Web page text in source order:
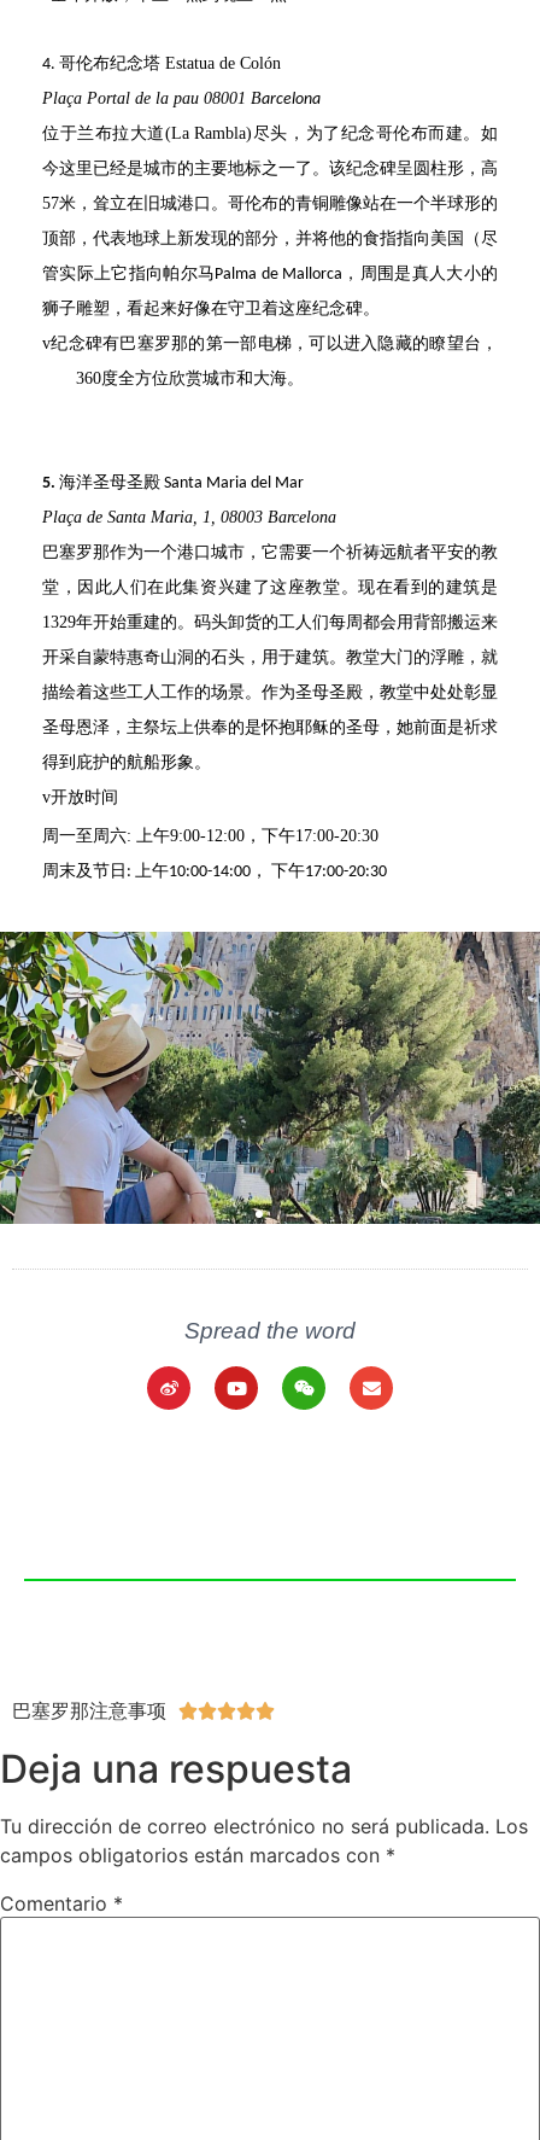
4. 哥伦布纪念塔 Estatua de Colón
Plaça Portal de la pau 08001 Barcelona
位于兰布拉大道(La Rambla) 尽头 ， 为了纪念哥伦布而建。如
今这里已经是城市的主要地标之一了。该纪念碑呈圆柱形，高
57米，耸立在旧城港口。哥伦布的青铜雕像站在一个半球形的
顶部，代表地球上新发现的部分，并将他的食指指向美国（尽
管实际上它指向帕尔马Palma de Mallorca ，周围是真人大小的
狮子雕塑，看起来好像在守卫着这座纪念碑。
v纪念碑有巴塞罗那的第一部电梯，可以进入隐藏的瞭望台，
360度全方位欣赏城市和大海。
5. 海洋圣母圣殿 Santa Maria del Mar
Plaça de Santa Maria, 1, 08003 Barcelona
巴塞罗那作为一个港口城市，它需要一个祈祷远航者平安的教
堂 ， 因此 人们在此集资兴建了这座教堂。现在看到的建筑是
1329年开始重建的。 码头卸货的工 人 们每周都会用背部搬运来
开采自蒙特惠奇山洞的石头，用于建筑。教堂大门的浮雕，就
描绘着这些工人工作的场景。作为圣母圣殿，教堂中处处彰显
圣母恩泽，主祭坛上供奉的是怀抱耶稣的圣母，她前面是祈求
得到庇护的航船形象。
v开放时间
周一至周六: 上午9:00-12:00 ，下午17:00-20:30
周末及节日 : 上午10:00-14:00 ， 下午17:00-20:30
Spread the word
巴塞罗那注意事项 
Deja una respuesta
Tu dirección de correo electrónico no será publicada. Los
campos obligatorios están marcados con *
Comentario *